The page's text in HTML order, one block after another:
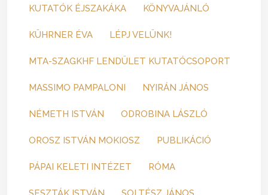
KUTATÓK ÉJSZAKÁKA KÖNYVAJÁNLÓ
KÜHRNER ÉVA LÉPJ VELÜNK!
MTA-SZAGKHF LENDÜLET KUTATÓCSOPORT
MASSIMO PAMPALONI NYIRÁN JÁNOS
NÉMETH ISTVÁN ODROBINA LÁSZLÓ
OROSZ ISTVÁN MOKIOSZ PUBLIKÁCIÓ
PÁPAI KELETI INTÉZET RÓMA